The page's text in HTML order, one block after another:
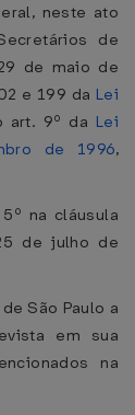
neste ato
de
de maio de
e 199 da Lei
art. 9º da Lei
de 1996,
na cláusula
de julho de
São Paulo a
em sua
na